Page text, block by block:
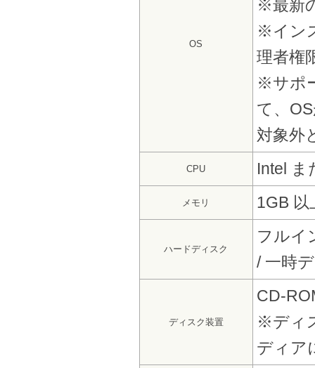
OS
※最新
※イン
理者権
※サポ
て、
対象外
CPU Intel ま
メモリ 1GB 以
ハードディスク
フルイ
/ 一時
ディスク装置
CD-
※ディ
ディア